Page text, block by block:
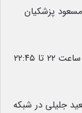
«بدون تعارف» ساعت ۲۰:۴۵ تا ۲۱ به مسعود پزشکیان
در دورِ دوم گفت‌وگوهای ویژه، مسعود پزشکیان از ساعت ۲۲ تا ۲۲:۴۵
سعید جلیلی در شبکه